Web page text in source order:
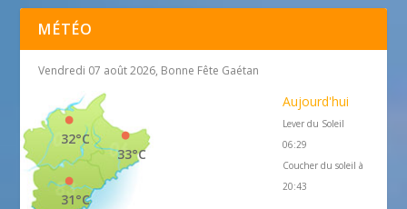
MÉTÉO
Vendredi 07 août 2026, Bonne Fête Gaétan
33°C
32°C
31°C
Aujourd'hui
Lever du Soleil
06:29
Coucher du soleil à
20:43